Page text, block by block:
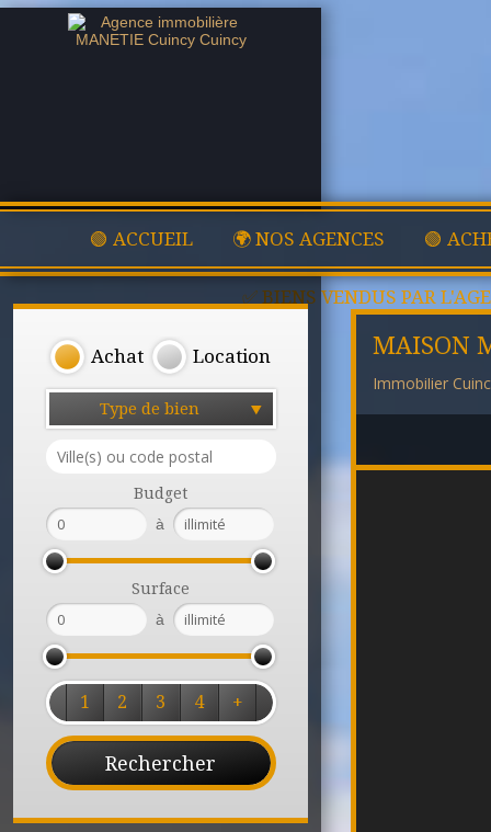
🟢 ACCUEIL 🌍 NOS AGENCES 🟢
✅ BIENS VENDUS PAR
Achat Location
Type de bien
Budget
à
Surface
à
1 2 3 4 +
MAISON
Immobilier